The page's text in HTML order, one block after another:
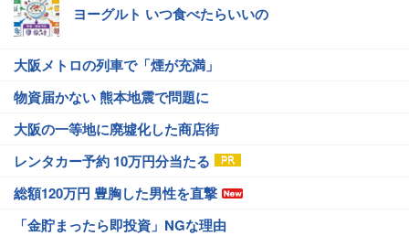
ヨーグルト いつ食べたらいいの
大阪メトロの列車で「煙が充満」
物資届かない 熊本地震で問題に
大阪の一等地に廃墟化した商店街
レンタカー予約 10万円分当たる
総額120万円 豊胸した男性を直撃
「金貯まったら即投資」NGな理由